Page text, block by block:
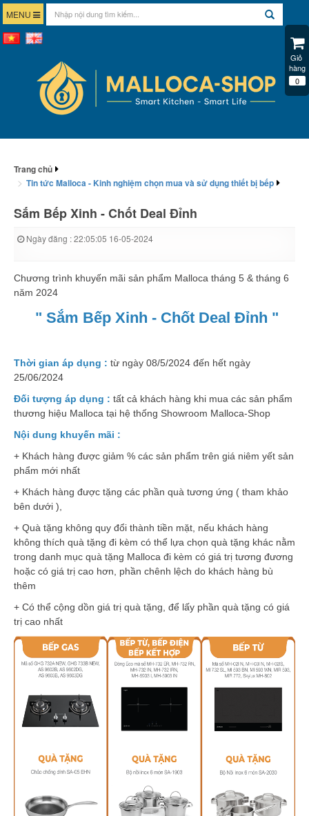
MENU
Trang chủ
Tin tức Malloca - Kinh nghiệm chọn mua và sử dụng thiết bị bếp
Sắm Bếp Xinh - Chốt Deal Đỉnh
Ngày đăng : 22:05:05 16-05-2024
Chương trình khuyến mãi sản phẩm Malloca tháng 5 & tháng 6
năm 2024
" Sắm Bếp Xinh - Chốt Deal Đỉnh "
Thời gian áp dụng : từ ngày 08/5/2024 đến hết ngày
25/06/2024
Đối tượng áp dụng : tất cả khách hàng khi mua các sản phẩm
thương hiệu Malloca tại hệ thống Showroom Malloca-Shop
Nội dung khuyến mãi :
+ Khách hàng được giảm % các sản phẩm trên giá niêm yết sản
phẩm mới nhất
+ Khách hàng được tặng các phần quà tương ứng ( tham khảo
bên dưới ),
+ Quà tặng không quy đổi thành tiền mặt, nếu khách hàng
không thích quà tặng đi kèm có thể lựa chọn quà tặng khác nằm
trong danh mục quà tặng Malloca đi kèm có giá trị tương đương
hoặc có giá trị cao hơn, phần chênh lệch do khách hàng bù
thêm
+ Có thể cộng dồn giá trị quà tặng, để lấy phần quà tặng có giá
trị cao nhất
Giỏ
hàng
0